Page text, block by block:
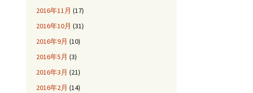
2016年11月 (17)
2016年10月 (31)
2016年9月 (10)
2016年5月 (3)
2016年3月 (21)
2016年2月 (14)